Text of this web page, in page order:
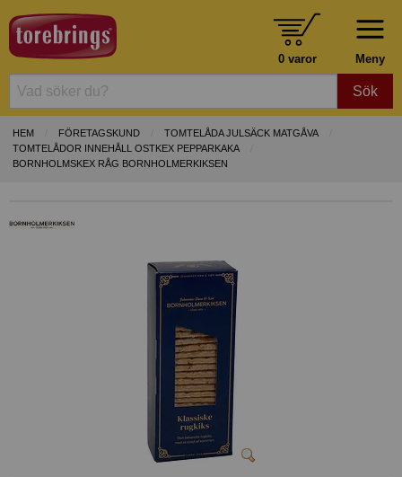
Meny
0 varor
Sök
HEM FÖRETAGSKUND
TOMTELÅDA JULSÄCK MATGÅVA
TOMTELÅDOR INNEHÅLL OSTKEX PEPPARKAKA
BORNHOLMSKEX RÅG BORNHOLMERKIKSEN